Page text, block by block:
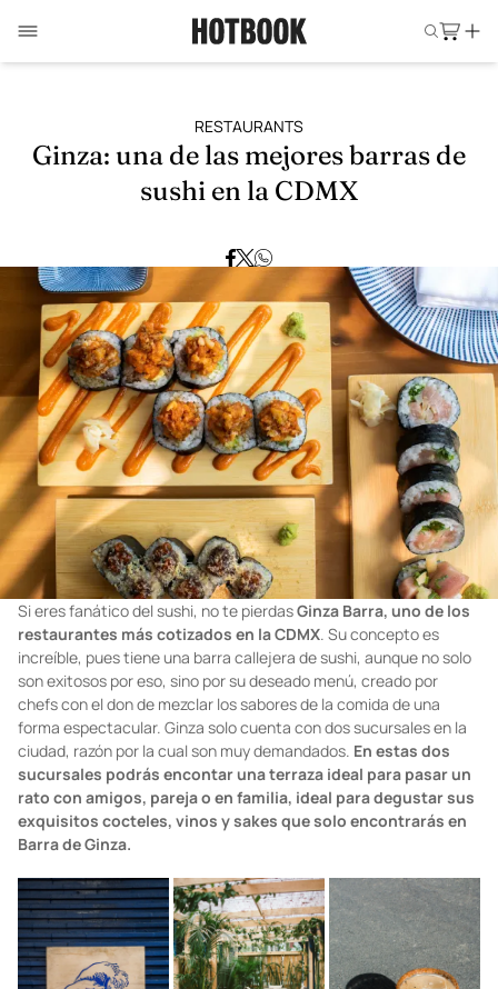
RESTAURANTS
Ginza: una de las mejores barras de
sushi en la CDMX
Si eres fanático del sushi, no te pierdasGinza Barra, uno de los
restaurantes más cotizados en la CDMX. Su concepto es
increíble, pues tiene una barra callejera de sushi, aunque no solo
son exitosos por eso, sino por su deseado menú, creado por
chefs con el don de mezclar los sabores de la comida de una
forma espectacular. Ginza solo cuenta con dos sucursales en la
ciudad, razón por la cual son muy demandados. En estas dos
sucursales podrás encontar una terraza ideal para pasar un
rato con amigos, pareja o en familia, ideal para degustar sus
exquisitos cocteles, vinos y sakes que solo encontrarás en
Barra de Ginza.